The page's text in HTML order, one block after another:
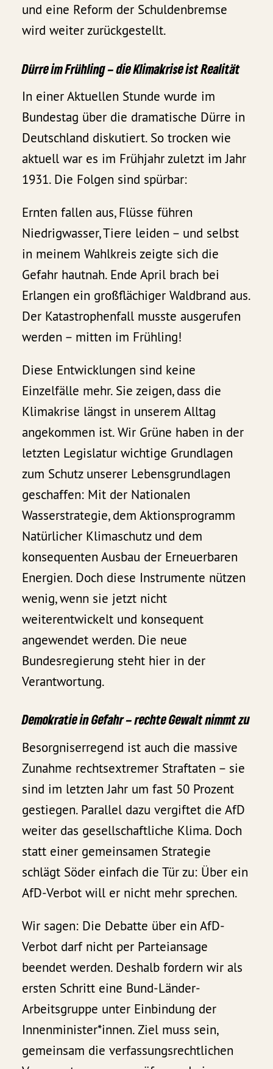
und eine Reform der Schuldenbremse
wird weiter zurückgestellt.
Dürre im Frühling – die Klimakrise ist Realität
In einer Aktuellen Stunde wurde im
Bundestag über die dramatische Dürre in
Deutschland diskutiert. So trocken wie
aktuell war es im Frühjahr zuletzt im Jahr
1931. Die Folgen sind spürbar:
Ernten fallen aus, Flüsse führen
Niedrigwasser, Tiere leiden – und selbst
in meinem Wahlkreis zeigte sich die
Gefahr hautnah. Ende April brach bei
Erlangen ein großflächiger Waldbrand aus.
Der Katastrophenfall musste ausgerufen
werden – mitten im Frühling!
Diese Entwicklungen sind keine
Einzelfälle mehr. Sie zeigen, dass die
Klimakrise längst in unserem Alltag
angekommen ist. Wir Grüne haben in der
letzten Legislatur wichtige Grundlagen
zum Schutz unserer Lebensgrundlagen
geschaffen: Mit der Nationalen
Wasserstrategie, dem Aktionsprogramm
Natürlicher Klimaschutz und dem
konsequenten Ausbau der Erneuerbaren
Energien. Doch diese Instrumente nützen
wenig, wenn sie jetzt nicht
weiterentwickelt und konsequent
angewendet werden. Die neue
Bundesregierung steht hier in der
Verantwortung.
Demokratie in Gefahr – rechte Gewalt nimmt zu
Besorgniserregend ist auch die massive
Zunahme rechtsextremer Straftaten – sie
sind im letzten Jahr um fast 50 Prozent
gestiegen. Parallel dazu vergiftet die AfD
weiter das gesellschaftliche Klima. Doch
statt einer gemeinsamen Strategie
schlägt Söder einfach die Tür zu: Über ein
AfD-Verbot will er nicht mehr sprechen.
Wir sagen: Die Debatte über ein AfD-
Verbot darf nicht per Parteiansage
beendet werden. Deshalb fordern wir als
ersten Schritt eine Bund-Länder-
Arbeitsgruppe unter Einbindung der
Innenminister*innen. Ziel muss sein,
gemeinsam die verfassungsrechtlichen